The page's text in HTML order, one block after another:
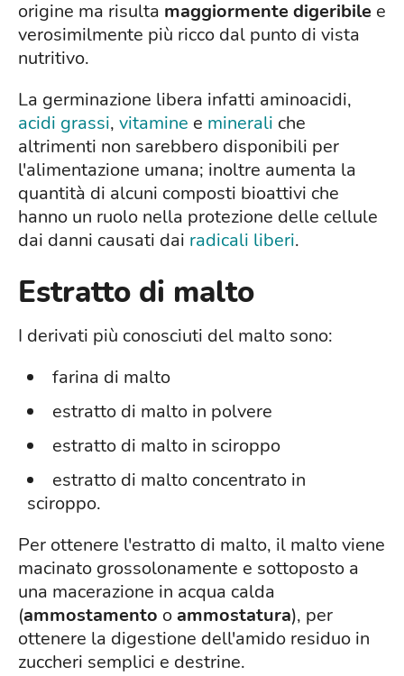
origine ma risulta maggiormente digeribile e
verosimilmente più ricco dal punto di vista
nutritivo.
La germinazione libera infatti aminoacidi,
acidi grassi, vitamine e minerali che
altrimenti non sarebbero disponibili per
l'alimentazione umana; inoltre aumenta la
quantità di alcuni composti bioattivi che
hanno un ruolo nella protezione delle cellule
dai danni causati dai radicali liberi.
Estratto di malto
I derivati più conosciuti del malto sono:
farina di malto
estratto di malto in polvere
estratto di malto in sciroppo
estratto di malto concentrato in
sciroppo.
Per ottenere l'estratto di malto, il malto viene
macinato grossolonamente e sottoposto a
una macerazione in acqua calda
(ammostamento o ammostatura), per
ottenere la digestione dell'amido residuo in
zuccheri semplici e destrine.